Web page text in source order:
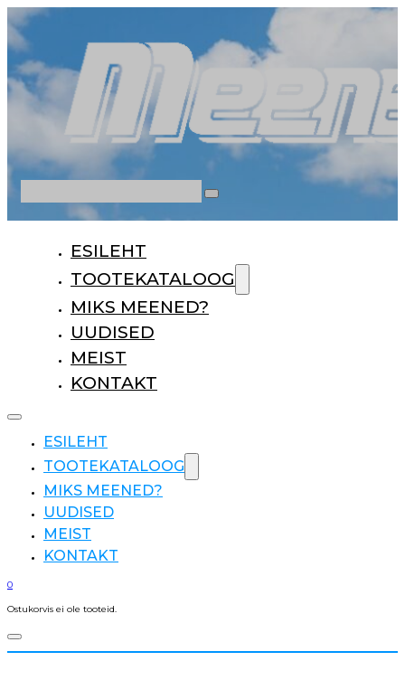
ESILEHT
TOOTEKATALOOG
MIKS MEENED?
UUDISED
MEIST
KONTAKT
ESILEHT
TOOTEKATALOOG
MIKS MEENED?
UUDISED
MEIST
KONTAKT
0
Ostukorvis ei ole tooteid.